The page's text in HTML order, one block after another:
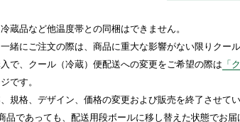
蔵品など他温度帯との同梱はできません。
緒にご注文の際は、商品に重大な影響がない限りクー
で、クール（冷蔵）便配送への変更をご希望の際は 「
です。
規格、デザイン、価格の変更および販売を終了させて
品であっても、配送用段ボールに移し替えた状態でお届